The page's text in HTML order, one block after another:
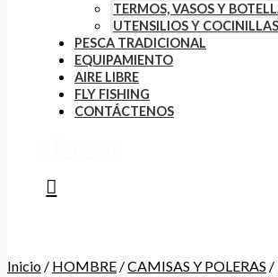
TERMOS, VASOS Y
UTENSILIOS Y COCINILLAS
PESCA TRADICIONAL
EQUIPAMIENTO
AIRE LIBRE
FLY FISHING
CONTÁCTENOS
Inicio / HOMBRE /CAMISAS Y POLERAS /